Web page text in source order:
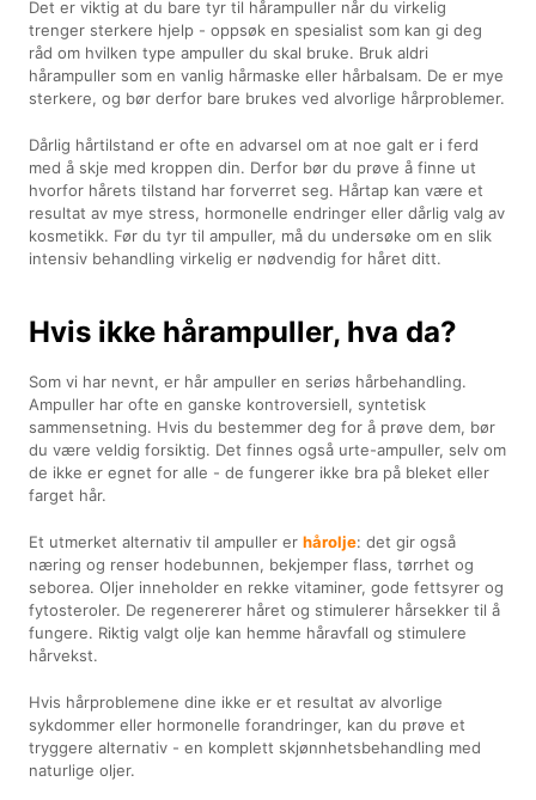
Det er viktig at du bare tyr til hårampuller når du virkelig
trenger sterkere hjelp - oppsøk en spesialist som kan gi deg
råd om hvilken type ampuller du skal bruke. Bruk aldri
hårampuller som en vanlig hårmaske eller hårbalsam. De er mye
sterkere, og bør derfor bare brukes ved alvorlige hårproblemer.
Dårlig hårtilstand er ofte en advarsel om at noe galt er i ferd
med å skje med kroppen din. Derfor bør du prøve å finne ut
hvorfor hårets tilstand har forverret seg. Hårtap kan være et
resultat av mye stress, hormonelle endringer eller dårlig valg av
kosmetikk. Før du tyr til ampuller, må du undersøke om en slik
intensiv behandling virkelig er nødvendig for håret ditt.
Hvis ikke hårampuller, hva da?
Som vi har nevnt, er hår ampuller en seriøs hårbehandling.
Ampuller har ofte en ganske kontroversiell, syntetisk
sammensetning. Hvis du bestemmer deg for å prøve dem, bør
du være veldig forsiktig. Det finnes også urte-ampuller, selv om
de ikke er egnet for alle - de fungerer ikke bra på bleket eller
farget hår.
Et utmerket alternativ til ampuller erhårolje: det gir også
næring og renser hodebunnen, bekjemper flass, tørrhet og
seborea. Oljer inneholder en rekke vitaminer, gode fettsyrer og
fytosteroler. De regenererer håret og stimulerer hårsekker til å
fungere. Riktig valgt olje kan hemme håravfall og stimulere
hårvekst.
Hvis hårproblemene dine ikke er et resultat av alvorlige
sykdommer eller hormonelle forandringer, kan du prøve et
tryggere alternativ - en komplett skjønnhetsbehandling med
naturlige oljer.